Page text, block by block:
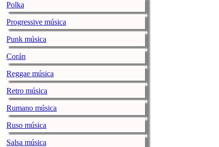
Polka
Progressive música
Punk música
Corán
Reggae música
Retro música
Rumano música
Ruso música
Salsa música